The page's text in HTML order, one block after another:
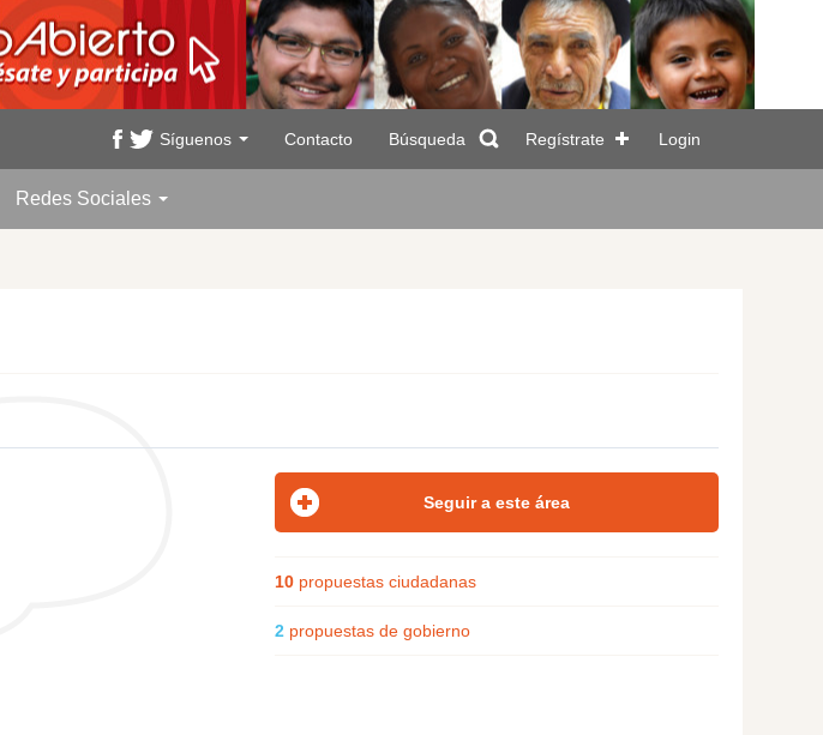
Síguenos Contacto Búsqueda Regístrate Login
Redes Sociales
10 propuestas ciudadanas
2 propuestas de gobierno